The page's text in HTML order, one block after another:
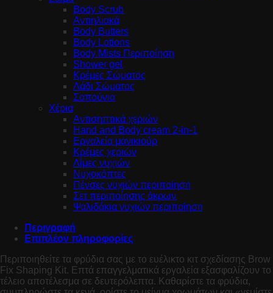
Body Scrub
Αντιηλιακά
Body Butters
Body Lotions
Body Mists Περιποίηση
Shower gel
Κρέμες Σώματος
Λάδι Σώματος
Σαπούνια
Χέρια
Αντισηπτικά χεριών
Hand and Body cream 2-in-1
Εργαλεία μανικιούρ
Κρέμες χεριών
Λίμες νυχιών
Νυχοκόπτες
Πένσες νυχιών περιποίηση
Σετ περιποίησης άκρων
Ψαλιδάκια νυχιών περιποίηση
Περιγραφή
Επιπλέον πληροφορίες
Περιποιηθείτε τα φρύδια σας με το ευέλικτο κιτ σχεδίασης Brow
Fix Shaping Kit. Επτά επαγγελματικά εργαλεία εξασφαλίζουν το
τέλειο αποτέλεσμα σε δευτερόλεπτα. Καθαρίστε τα φρύδια,